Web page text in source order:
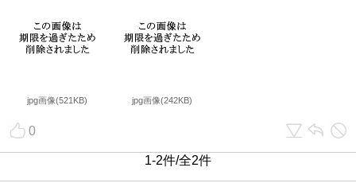
jpg画像(521KB) jpg画像(242KB)
0
1-2件/全2件